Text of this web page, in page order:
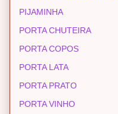
PIJAMINHA
PORTA CHUTEIRA
PORTA COPOS
PORTA LATA
PORTA PRATO
PORTA VINHO